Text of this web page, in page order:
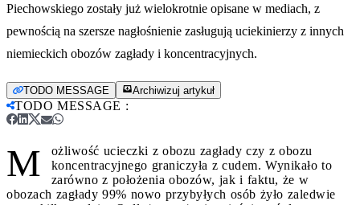
Piechowskiego zostały już wielokrotnie opisane w mediach, z
pewnością na szersze nagłośnienie zasługują uciekinierzy z innych
niemieckich obozów zagłady i koncentracyjnych.
TODO MESSAGE Archiwizuj artykuł
TODO MESSAGE :
M
ożliwość ucieczki z obozu zagłady czy z obozu
koncentracyjnego graniczyła z cudem. Wynikało to
zarówno z położenia obozów, jak i faktu, że w
obozach zagłady 99% nowo przybyłych osób żyło zaledwie